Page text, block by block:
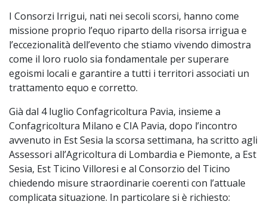
I Consorzi Irrigui, nati nei secoli scorsi, hanno come
missione proprio l’equo riparto della risorsa irrigua e
l’eccezionalità dell’evento che stiamo vivendo dimostra
come il loro ruolo sia fondamentale per superare
egoismi locali e garantire a tutti i territori associati un
trattamento equo e corretto.
Già dal 4 luglio Confagricoltura Pavia, insieme a
Confagricoltura Milano e CIA Pavia, dopo l’incontro
avvenuto in Est Sesia la scorsa settimana, ha scritto agli
Assessori all’Agricoltura di Lombardia e Piemonte, a Est
Sesia, Est Ticino Villoresi e al Consorzio del Ticino
chiedendo misure straordinarie coerenti con l’attuale
complicata situazione. In particolare si è richiesto: